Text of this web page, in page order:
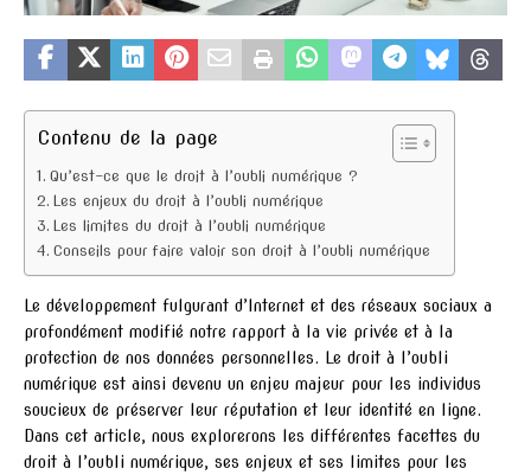
Contenu de la page
Qu’est-ce que le droit à l’oubli numérique ?
Les enjeux du droit à l’oubli numérique
Les limites du droit à l’oubli numérique
Conseils pour faire valoir son droit à l’oubli numérique
Le développement fulgurant d’Internet et des réseaux sociaux a
profondément modifié notre rapport à la vie privée et à la
protection de nos données personnelles. Le droit à l’oubli
numérique est ainsi devenu un enjeu majeur pour les individus
soucieux de préserver leur réputation et leur identité en ligne.
Dans cet article, nous explorerons les différentes facettes du
droit à l’oubli numérique, ses enjeux et ses limites pour les